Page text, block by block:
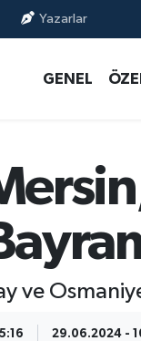
Yazarlar
GENEL
ve
29.06.2024 -